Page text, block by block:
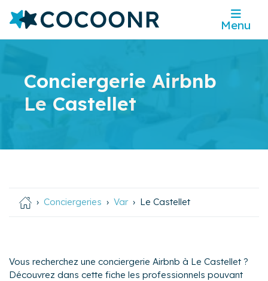
Menu
Conciergerie Airbnb
Le Castellet
Conciergeries Var Le Castellet
Vous recherchez une conciergerie Airbnb à Le Castellet ?
Découvrez dans cette fiche les professionnels pouvant